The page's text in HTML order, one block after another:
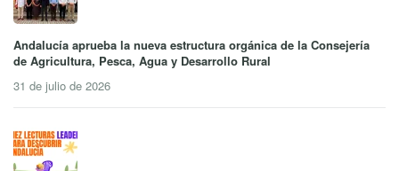
Andalucía aprueba la nueva estructura orgánica de la Consejería
de Agricultura, Pesca, Agua y Desarrollo Rural
31 de julio de 2026